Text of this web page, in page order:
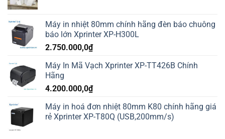
Máy in nhiệt 80mm chính hãng đèn báo chuông
báo lớn Xprinter XP-H300L
2.750.000,0₫
Máy In Mã Vạch Xprinter XP-TT426B Chính
Hãng
4.200.000,0₫
Máy in hoá đơn nhiệt 80mm K80 chính hãng giá
rẻ Xprinter XP-T80Q (USB,200mm/s)